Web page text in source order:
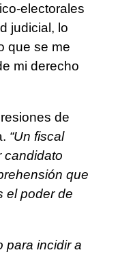
electorales
judicial, lo
que se me
mi derecho
de
“Un fiscal
candidato
que
el poder de
para incidir a